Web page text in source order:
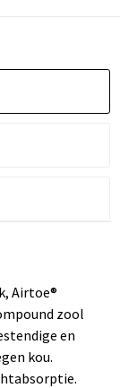
Airtoe®
zool
en
kou.